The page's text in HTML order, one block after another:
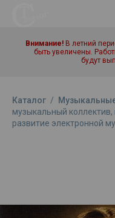
Внимание! В летний
быть увеличены.
будут
Каталог /
музыкальный
развитие электронной